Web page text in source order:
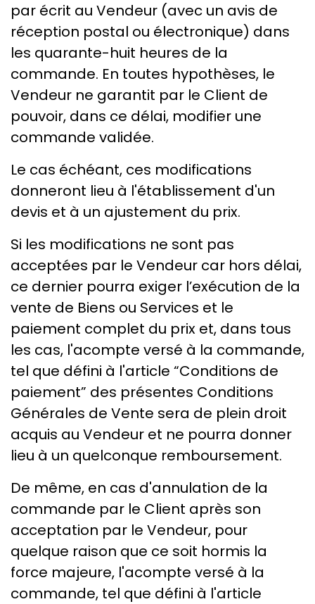
par écrit au Vendeur (avec un avis de
réception postal ou électronique) dans
les quarante-huit heures de la
commande. En toutes hypothèses, le
Vendeur ne garantit par le Client de
pouvoir, dans ce délai, modifier une
commande validée.
Le cas échéant, ces modifications
donneront lieu à l'établissement d'un
devis et à un ajustement du prix.
Si les modifications ne sont pas
acceptées par le Vendeur car hors délai,
ce dernier pourra exiger l’exécution de la
vente de Biens ou Services et le
paiement complet du prix et, dans tous
les cas, l'acompte versé à la commande,
tel que défini à l'article “Conditions de
paiement” des présentes Conditions
Générales de Vente sera de plein droit
acquis au Vendeur et ne pourra donner
lieu à un quelconque remboursement.
De même, en cas d'annulation de la
commande par le Client après son
acceptation par le Vendeur, pour
quelque raison que ce soit hormis la
force majeure, l'acompte versé à la
commande, tel que défini à l'article